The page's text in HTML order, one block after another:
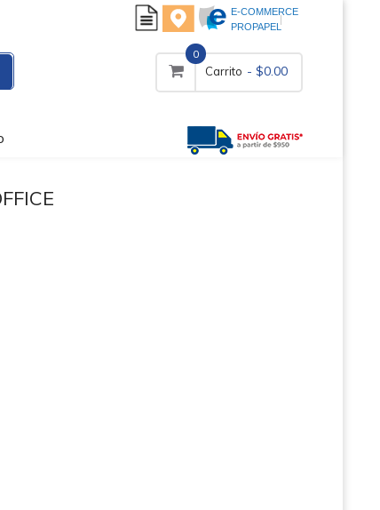
E-COMMERCE
PROPAPEL
Carrito
0
- $0.00